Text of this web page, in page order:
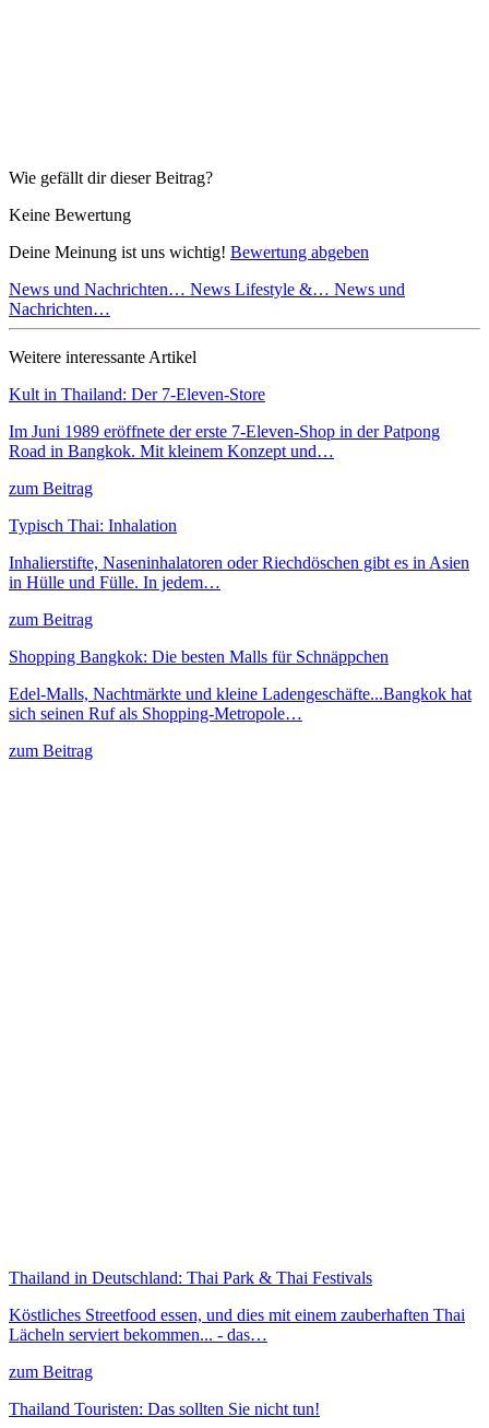
Wie gefällt dir dieser Beitrag?
Keine Bewertung
Deine Meinung ist uns wichtig! Bewertung abgeben
News und Nachrichten… News Lifestyle &… News und
Nachrichten…
Weitere interessante Artikel
Kult in Thailand: Der 7-Eleven-Store
Im Juni 1989 eröffnete der erste 7-Eleven-Shop in der Patpong
Road in Bangkok. Mit kleinem Konzept und…
zum Beitrag
Typisch Thai: Inhalation
Inhalierstifte, Naseninhalatoren oder Riechdöschen gibt es in Asien
in Hülle und Fülle. In jedem…
zum Beitrag
Shopping Bangkok: Die besten Malls für Schnäppchen
Edel-Malls, Nachtmärkte und kleine Ladengeschäfte...Bangkok hat
sich seinen Ruf als Shopping-Metropole…
zum Beitrag
Thailand in Deutschland: Thai Park & Thai Festivals
Köstliches Streetfood essen, und dies mit einem zauberhaften Thai
Lächeln serviert bekommen... - das…
zum Beitrag
Thailand Touristen: Das sollten Sie nicht tun!